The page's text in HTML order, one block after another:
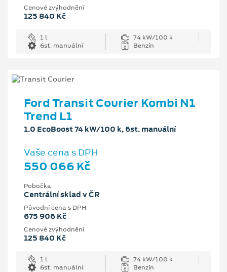
Cenové zvýhodnění
125 840 Kč
1 l
74 kW/100 k
6st. manuální
Benzín
Ford Transit Courier Kombi N1
Trend L1
1.0 EcoBoost 74 kW/100 k, 6st. manuální
Vaše cena s DPH
550 066 Kč
Pobočka
Centrální sklad v ČR
Původní cena s DPH
675 906 Kč
Cenové zvýhodnění
125 840 Kč
1 l
74 kW/100 k
6st. manuální
Benzín